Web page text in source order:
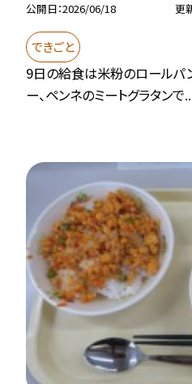
公開日 2026/06/18 更
できごと
9日の給食は米粉のロールパ
ー、ペンネのミートグラタンで